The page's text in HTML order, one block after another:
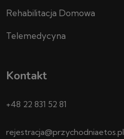
Rehabilitacja Domowa
Telemedycyna
Kontakt
+48 22 831 52 81
rejestracja@przychodniaetos.pl